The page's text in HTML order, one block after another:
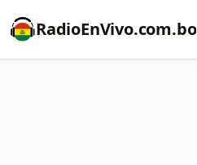
RadioEnVivo.com.bo